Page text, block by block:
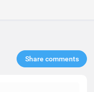
Share comments​